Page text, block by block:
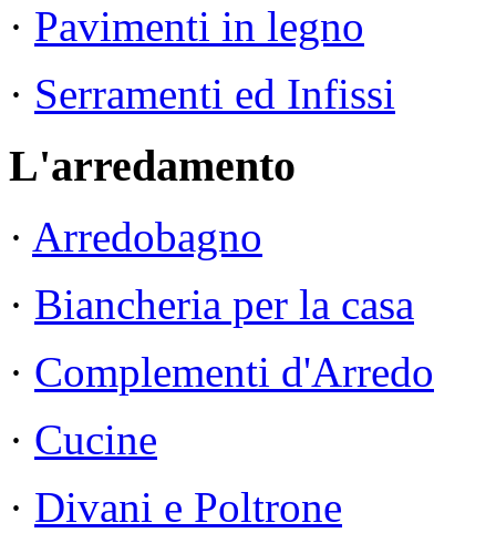
· Pavimenti in legno
· Serramenti ed Infissi
L'arredamento
· Arredobagno
· Biancheria per la casa
· Complementi d'Arredo
· Cucine
· Divani e Poltrone